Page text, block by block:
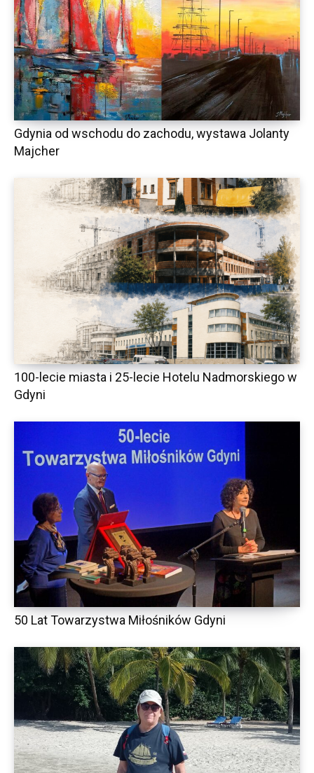
Gdynia od wschodu do zachodu, wystawa Jolanty
Majcher
100-lecie miasta i 25-lecie Hotelu Nadmorskiego w
Gdyni
50 Lat Towarzystwa Miłośników Gdyni